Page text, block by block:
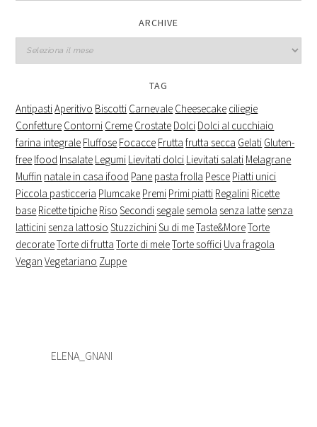
ARCHIVE
Archive
TAG
AntipastiAperitivo Biscotti Carnevale Cheesecake ciliegie
Confetture Contorni Creme Crostate Dolci Dolci al cucchiaio
farina integrale Fluffose Focacce Frutta frutta secca Gelati Gluten-
free Ifood Insalate Legumi Lievitati dolci Lievitati salati Melagrane
Muffin natale in casa ifood Pane pasta frolla Pesce Piatti unici
Piccola pasticceria Plumcake Premi Primi piatti Regalini Ricette
base Ricette tipiche Riso Secondi segale semola senza latte senza
latticini senza lattosio StuzzichiniSu di meTaste&MoreTorte
decorateTorte di frutta Torte di meleTorte soffici Uva fragola
Vegan Vegetariano Zuppe
ELENA_GNANI